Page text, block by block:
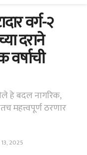
वर्ग-२
दराने
हे बदल नागरिक,
महत्त्वपूर्ण ठरणार
2025